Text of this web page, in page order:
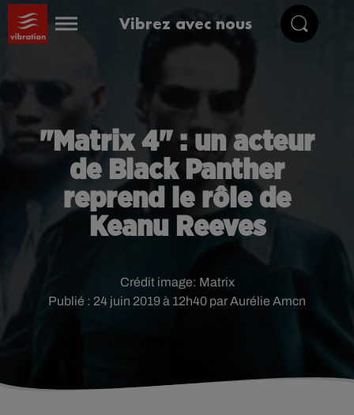
Vibrez avec nous
"Matrix 4" : un acteur
de Black Panther
reprend le rôle de
Keanu Reeves
Publié : 24 juin 2019 à 12h40 par Aurélie Amcn
Crédit image: Matrix